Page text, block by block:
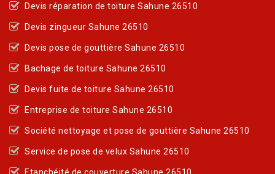
Devis réparation de toiture Sahune 26510
Devis zingueur Sahune 26510
Devis pose de gouttière Sahune 26510
Bachage de toiture Sahune 26510
Devis fuite de toiture Sahune 26510
Entreprise de toiture Sahune 26510
Société nettoyage et pose de gouttière Sahune 26510
Service de pose de velux Sahune 26510
Etanchéité de couverture Sahune 26510